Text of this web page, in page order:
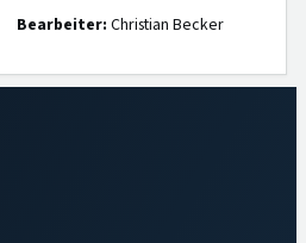
Bearbeiter: Christian Becker